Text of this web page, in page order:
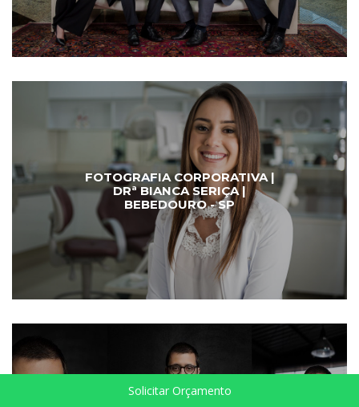
FOTOGRAFIA CORPORATIVA |
DRª BIANCA SERIÇA |
BEBEDOURO - SP
Solicitar Orçamento